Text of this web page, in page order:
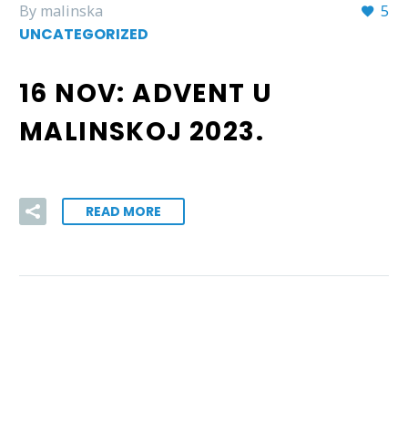
5
By malinska
UNCATEGORIZED
16 NOV:ADVENT U
MALINSKOJ 2023.
READ MORE